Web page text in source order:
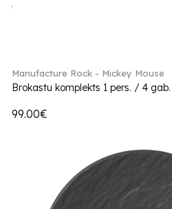
Manufacture Rock - Mickey Mouse
Brokastu komplekts 1 pers. / 4 gab.
99.00€